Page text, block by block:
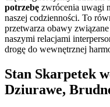
potrzebę zwrócenia uwagi
naszej codzienności. To
przetwarza obawy
naszymi relacjami
drogę do wewnętrznej
Stan Skarpetek
Dziurawe,